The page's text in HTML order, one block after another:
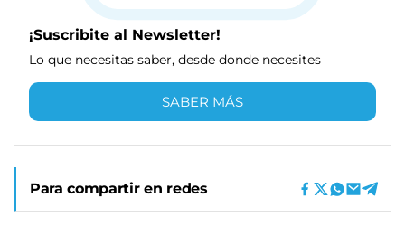
¡Suscribite al Newsletter!
Lo que necesitas saber, desde donde necesites
SABER MÁS
Para compartir en redes